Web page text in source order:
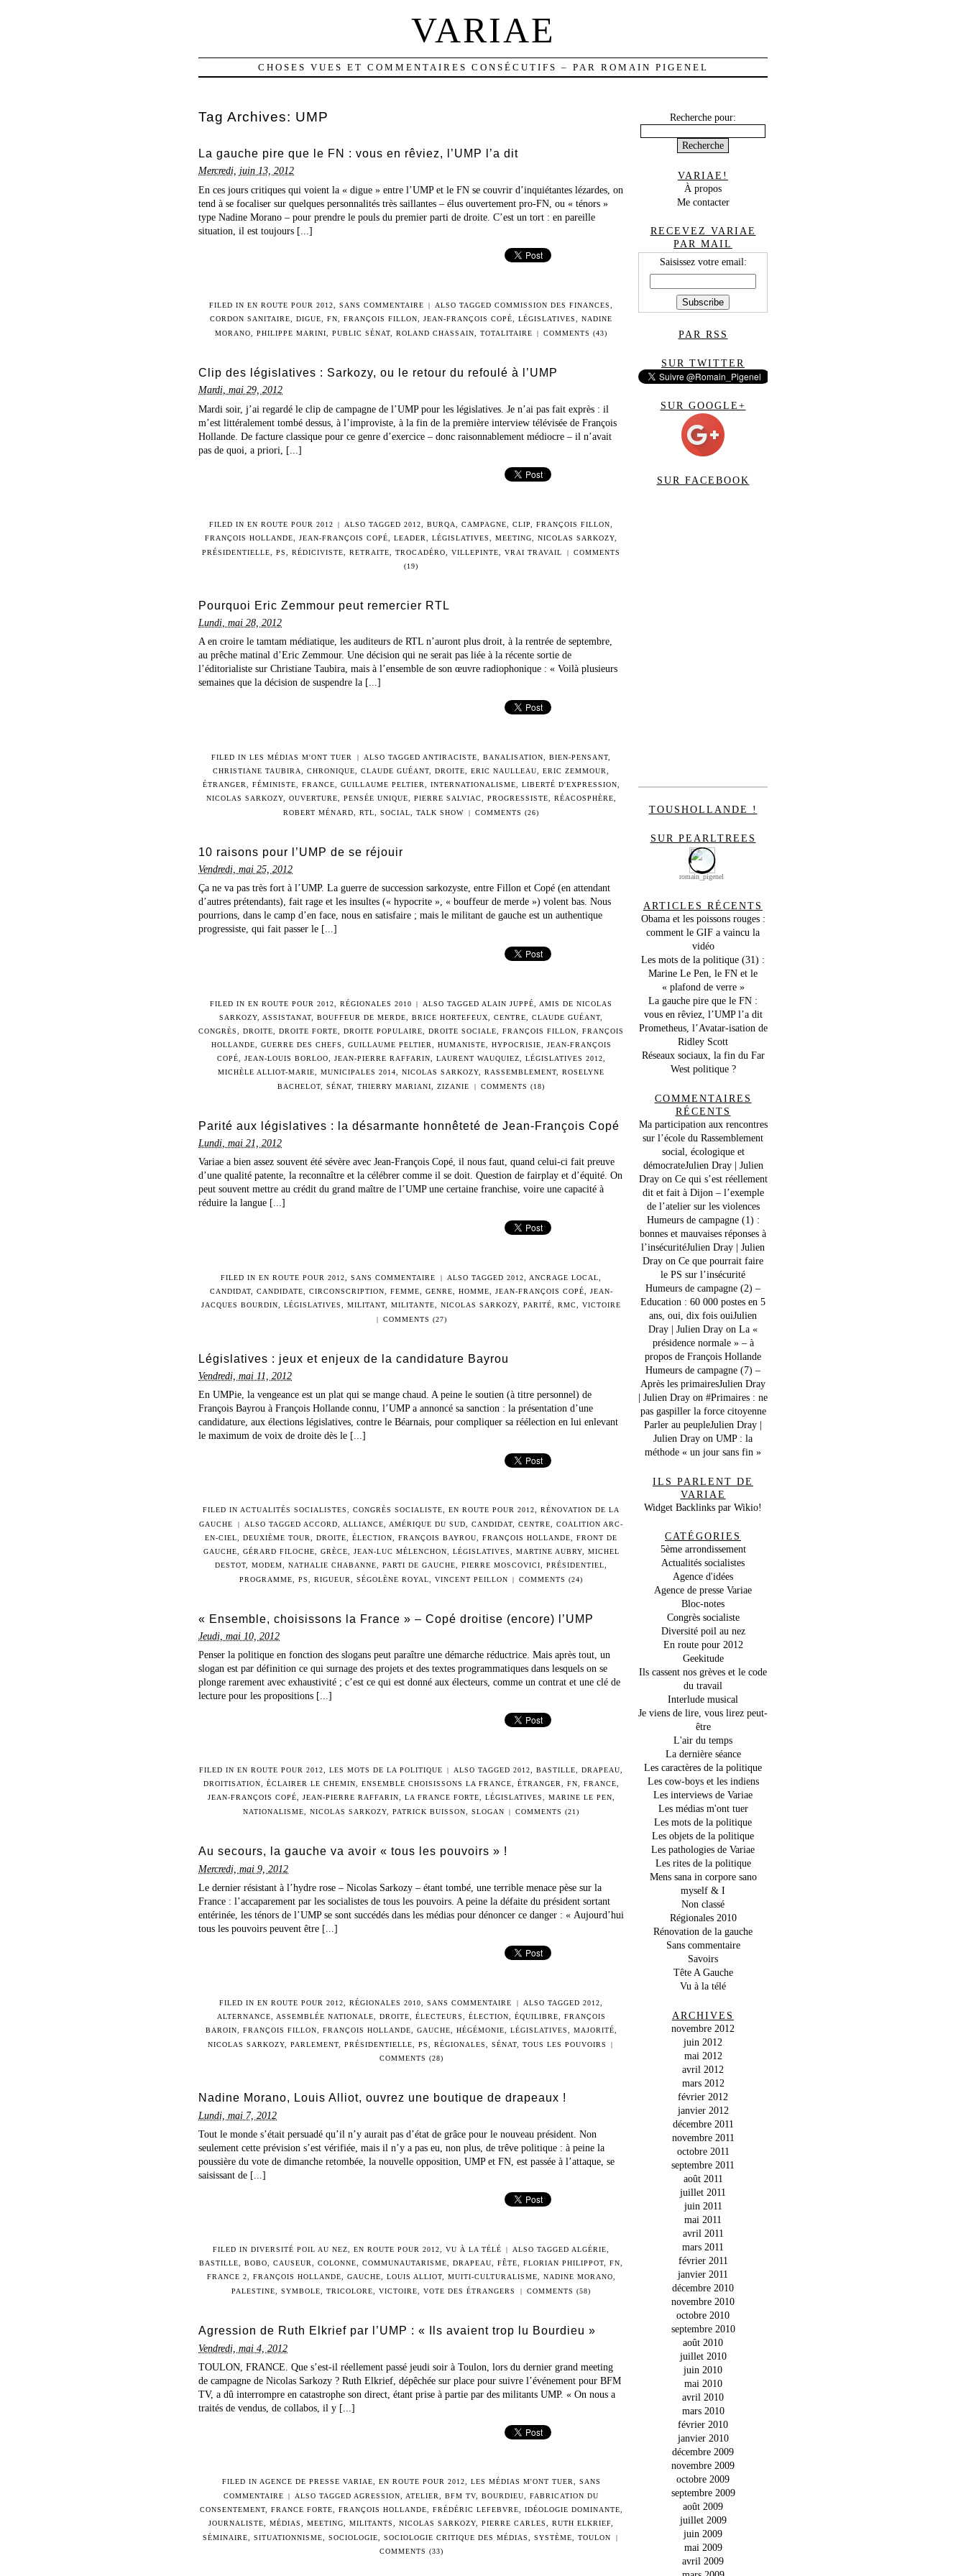
VARIAE
CHOSES VUES ET COMMENTAIRES CONSÉCUTIFS – PAR ROMAIN PIGENEL
Tag Archives: UMP
La gauche pire que le FN : vous en rêviez, l’UMP l’a dit
Mercredi, juin 13, 2012
En ces jours critiques qui voient la « digue » entre l’UMP et le FN se couvrir d’inquiétantes lézardes, on
tend à se focaliser sur quelques personnalités très saillantes – élus ouvertement pro-FN, ou « ténors »
type Nadine Morano – pour prendre le pouls du premier parti de droite. C’est un tort : en pareille
situation, il est toujours [...]
FILED IN EN ROUTE POUR 2012 SANS COMMENTAIRE | ALSO TAGGEDCOMMISSION DES FINANCES
CORDON SANITAIRE
DIGUE FN FRANÇOIS FILLON JEAN-FRANÇOIS COPÉ LÉGISLATIVES
NADINE
MORANO
PHILIPPE MARINI PUBLIC SÉNAT, ROLAND CHASSAIN TOTALITAIRE | COMMENTS (43)
Clip des législatives : Sarkozy, ou le retour du refoulé à l’UMP
Mardi, mai 29, 2012
Mardi soir, j’ai regardé le clip de campagne de l’UMP pour les législatives. Je n’ai pas fait exprès : il
m’est littéralement tombé dessus, à l’improviste, à la fin de la première interview télévisée de François
Hollande. De facture classique pour ce genre d’exercice – donc raisonnablement médiocre – il n’avait
pas de quoi, a priori, [...]
FILED IN EN ROUTE POUR 2012 | ALSO TAGGED2012 ,BURQA ,CAMPAGNE ,CLIP ,FRANÇOIS FILLON
FRANÇOIS HOLLANDE
JEAN-FRANÇOIS COPÉ LEADER LÉGISLATIVES MEETING NICOLAS SARKOZY
PRÉSIDENTIELLE
,PS ,RÉDICIVISTE ,RETRAITE ,TROCADÉRO ,VILLEPINTE ,VRAI TRAVAIL |
COMMENTS
(19)
Pourquoi Eric Zemmour peut remercier RTL
Lundi, mai 28, 2012
A en croire le tamtam médiatique, les auditeurs de RTL n’auront plus droit, à la rentrée de septembre,
au prêche matinal d’Eric Zemmour. Une décision qui ne serait pas liée à la récente sortie de
l’éditorialiste sur Christiane Taubira, mais à l’ensemble de son œuvre radiophonique : « Voilà plusieurs
semaines que la décision de suspendre la [...]
FILED INLES MÉDIAS M'ONT TUER | ALSO TAGGED ANTIRACISTE BANALISATION BIEN-PENSANT,
CHRISTIANE TAUBIRA
CHRONIQUE CLAUDE GUÉANT DROITE ERIC NAULLEAU ERIC ZEMMOUR
ÉTRANGER
FÉMINISTE FRANCE GUILLAUME PELTIER INTERNATIONALISME LIBERTÉ D'EXPRESSION
NICOLAS SARKOZY, OUVERTURE PENSÉE UNIQUE PIERRE SALVIAC PROGRESSISTE RÉACOSPHÈRE
ROBERT MÉNARD
,RTL ,SOCIAL ,TALK SHOW | COMMENTS (26)
10 raisons pour l’UMP de se réjouir
Vendredi, mai 25, 2012
Ça ne va pas très fort à l’UMP. La guerre de succession sarkozyste, entre Fillon et Copé (en attendant
d’autres prétendants), fait rage et les insultes (« hypocrite », « bouffeur de merde ») volent bas. Nous
pourrions, dans le camp d’en face, nous en satisfaire ; mais le militant de gauche est un authentique
progressiste, qui fait passer le [...]
FILED IN EN ROUTE POUR 2012 RÉGIONALES 2010 | ALSO TAGGED ALAIN JUPPÉ
AMIS DE NICOLAS
SARKOZY
ASSISTANAT BOUFFEUR DE MERDE BRICE HORTEFEUX CENTRE CLAUDE GUÉANT
CONGRÈS
DROITE DROITE FORTE DROITE POPULAIRE DROITE SOCIALE FRANÇOIS FILLON
FRANÇOIS
HOLLANDE
GUERRE DES CHEFS GUILLAUME PELTIER HUMANISTE HYPOCRISIE
JEAN-FRANÇOIS
COPÉ
JEAN-LOUIS BORLOO JEAN-PIERRE RAFFARIN LAURENT WAUQUIEZ LÉGISLATIVES 2012
MICHÈLE ALLIOT-MARIE
MUNICIPALES 2014 NICOLAS SARKOZY RASSEMBLEMENT
ROSELYNE
BACHELOT ,SÉNAT ,THIERRY MARIANI ,ZIZANIE | COMMENTS (18)
Parité aux législatives : la désarmante honnêteté de Jean-François Copé
Lundi, mai 21, 2012
Variae a bien assez souvent été sévère avec Jean-François Copé, il nous faut, quand celui-ci fait preuve
d’une qualité patente, la reconnaître et la célébrer comme il se doit. Question de fairplay et d’équité. On
peut souvent mettre au crédit du grand maître de l’UMP une certaine franchise, voire une capacité à
réduire la langue [...]
FILED INEN ROUTE POUR 2012 ,SANS COMMENTAIRE | ALSO TAGGED 2012 ANCRAGE LOCAL
CANDIDAT, CANDIDATE CIRCONSCRIPTION FEMME GENRE HOMME JEAN-FRANÇOIS COPÉ
JEAN-
JACQUES BOURDIN
LÉGISLATIVES MILITANT MILITANTE NICOLAS SARKOZY PARITÉ RMC
VICTOIRE
|
COMMENTS (27)
Législatives : jeux et enjeux de la candidature Bayrou
Vendredi, mai 11, 2012
En UMPie, la vengeance est un plat qui se mange chaud. A peine le soutien (à titre personnel) de
François Bayrou à François Hollande connu, l’UMP a annoncé sa sanction : la présentation d’une
candidature, aux élections législatives, contre le Béarnais, pour compliquer sa réélection en lui enlevant
le maximum de voix de droite dès le [...]
FILED IN ACTUALITÉS SOCIALISTES CONGRÈS SOCIALISTE EN ROUTE POUR 2012
RÉNOVATION DE LA
GAUCHE
| ALSO TAGGED ACCORD ALLIANCE AMÉRIQUE DU SUD CANDIDAT, CENTRE
COALITION ARC-
EN-CIEL
DEUXIÈME TOUR DROITE ÉLECTION FRANÇOIS BAYROU FRANÇOIS HOLLANDE
FRONT DE
GAUCHE
GÉRARD FILOCHE GRÈCE JEAN-LUC MÉLENCHON LÉGISLATIVES MARTINE AUBRY, MICHEL
DESTOT
MODEM NATHALIE CHABANNE PARTI DE GAUCHE PIERRE MOSCOVICI PRÉSIDENTIEL
PROGRAMME
PS RIGUEUR SÉGOLÈNE ROYAL VINCENT PEILLON | COMMENTS (24)
« Ensemble, choisissons la France » – Copé droitise (encore) l’UMP
Jeudi, mai 10, 2012
Penser la politique en fonction des slogans peut paraître une démarche réductrice. Mais après tout, un
slogan est par définition ce qui surnage des projets et des textes programmatiques dans lesquels on se
plonge rarement avec exhaustivité ; c’est ce qui est donné aux électeurs, comme un contrat et une clé de
lecture pour les propositions [...]
FILED IN EN ROUTE POUR 2012, LES MOTS DE LA POLITIQUE ALSO TAGGED2012,BASTILLE,DRAPEAU,
DROITISATION, ÉCLAIRER LE CHEMIN, ENSEMBLE CHOISISSONS LA FRANCE, ÉTRANGER, FN, FRANCE,
JEAN-FRANÇOIS COPÉ, JEAN-PIERRE RAFFARIN, LA FRANCE FORTE, LÉGISLATIVES, MARINE LE PEN,
NATIONALISME, NICOLAS SARKOZY, PATRICK BUISSON, SLOGAN COMMENTS (21)
Au secours, la gauche va avoir « tous les pouvoirs » !
Mercredi, mai 9, 2012
Le dernier résistant à l’hydre rose – Nicolas Sarkozy – étant tombé, une terrible menace pèse sur la
France : l’accaparement par les socialistes de tous les pouvoirs. A peine la défaite du président sortant
entérinée, les ténors de l’UMP se sont succédés dans les médias pour dénoncer ce danger : « Aujourd’hui
tous les pouvoirs peuvent être [...]
FILED INEN ROUTE POUR 2012,RÉGIONALES 2010,SANS COMMENTAIRE | ALSO TAGGED 2012,
ALTERNANCE, ASSEMBLÉE NATIONALE, DROITE, ÉLECTEURS, ÉLECTION, ÉQUILIBRE, FRANÇOIS
BAROIN, FRANÇOIS FILLON, FRANÇOIS HOLLANDE, GAUCHE, HÉGÉMONIE, LÉGISLATIVES, MAJORITÉ,
NICOLAS SARKOZY, PARLEMENT, PRÉSIDENTIELLE, PS, RÉGIONALES, SÉNAT, TOUS LES POUVOIRS
|
COMMENTS (28)
Nadine Morano, Louis Alliot, ouvrez une boutique de drapeaux !
Lundi, mai 7, 2012
Tout le monde s’était persuadé qu’il n’y aurait pas d’état de grâce pour le nouveau président. Non
seulement cette prévision s’est vérifiée, mais il n’y a pas eu, non plus, de trêve politique : à peine la
poussière du vote de dimanche retombée, la nouvelle opposition, UMP et FN, est passée à l’attaque, se
saisissant de [...]
FILED IN DIVERSITÉ POIL AU NEZ, EN ROUTE POUR 2012, VU À LA TÉLÉ | ALSO TAGGEDALGÉRIE,
BASTILLE, BOBO, CAUSEUR, COLONNE, COMMUNAUTARISME, DRAPEAU, FÊTE, FLORIAN PHILIPPOT, FN,
FRANCE 2, FRANÇOIS HOLLANDE, GAUCHE, LOUIS ALLIOT, MUITI-CULTURALISME, NADINE MORANO,
PALESTINE,SYMBOLE,TRICOLORE,VICTOIRE,VOTE DES ÉTRANGERS | COMMENTS (58)
Agression de Ruth Elkrief par l’UMP : « Ils avaient trop lu Bourdieu »
Vendredi, mai 4, 2012
TOULON, FRANCE. Que s’est-il réellement passé jeudi soir à Toulon, lors du dernier grand meeting
de campagne de Nicolas Sarkozy ? Ruth Elkrief, dépêchée sur place pour suivre l’événement pour BFM
TV, a dû interrompre en catastrophe son direct, étant prise à partie par des militants UMP. « On nous a
traités de vendus, de collabos, il y [...]
FILED IN AGENCE DE PRESSE VARIAE EN ROUTE POUR 2012 LES MÉDIAS M'ONT TUER
SANS
COMMENTAIRE
| ALSO TAGGED AGRESSION ATELIER ,BFM TV ,BOURDIEU ,FABRICATION DU
CONSENTEMENT, FRANCE FORTE FRANÇOIS HOLLANDE FRÉDÉRIC LEFEBVRE IDÉOLOGIE DOMINANTE
JOURNALISTE
MÉDIAS MEETING MILITANTS NICOLAS SARKOZY PIERRE CARLES RUTH ELKRIEF
SÉMINAIRE
,SITUATIONNISME ,SOCIOLOGIE ,SOCIOLOGIE CRITIQUE DES MÉDIAS ,SYSTÈME ,TOULON
|
COMMENTS (33)
Recherche pour:
VARIAE!
À propos
Me contacter
RECEVEZ VARIAE
PAR MAIL
Saisissez votre email:
PAR RSS
SUR TWITTER
SUR GOOGLE+
SUR FACEBOOK
TOUSHOLLANDE !
SUR PEARLTREES
romain_pigenel
ARTICLES RÉCENTS
Obama et les poissons rouges :
comment le GIF a vaincu la
vidéo
Les mots de la politique (31) :
Marine Le Pen, le FN et le
« plafond de verre »
La gauche pire que le FN :
vous en rêviez, l’UMP l’a dit
Prometheus, l’Avatar-isation de
Ridley Scott
Réseaux sociaux, la fin du Far
West politique ?
COMMENTAIRES
RÉCENTS
Ma participation aux rencontres
sur l’école du Rassemblement
social, écologique et
démocrateJulien Dray | Julien
Drayon Ce qui s’est réellement
dit et fait à Dijon – l’exemple
de l’atelier sur les violences
Humeurs de campagne (1) :
bonnes et mauvaises réponses à
l’insécuritéJulien Dray | Julien
Dray on Ce que pourrait faire
le PS sur l’insécurité
Humeurs de campagne (2) –
Education : 60 000 postes en 5
ans, oui, dix fois ouiJulien
Dray | Julien Dray on La «
présidence normale » – à
propos de François Hollande
Humeurs de campagne (7) –
Après les primairesJulien Dray
| Julien Dray on #Primaires : ne
pas gaspiller la force citoyenne
Parler au peupleJulien Dray |
Julien Dray on UMP : la
méthode « un jour sans fin »
ILS PARLENT DE
VARIAE
Widget Backlinks par Wikio!
CATÉGORIES
5ème arrondissement
Actualités socialistes
Agence d'idées
Agence de presse Variae
Bloc-notes
Congrès socialiste
Diversité poil au nez
En route pour 2012
Geekitude
Ils cassent nos grèves et le code
du travail
Interlude musical
Je viens de lire, vous lirez peut-
être
L'air du temps
La dernière séance
Les caractères de la politique
Les cow-boys et les indiens
Les interviews de Variae
Les médias m'ont tuer
Les mots de la politique
Les objets de la politique
Les pathologies de Variae
Les rites de la politique
Mens sana in corpore sano
myself & I
Non classé
Régionales 2010
Rénovation de la gauche
Sans commentaire
Savoirs
Tête A Gauche
Vu à la télé
ARCHIVES
novembre 2012
juin 2012
mai 2012
avril 2012
mars 2012
février 2012
janvier 2012
décembre 2011
novembre 2011
octobre 2011
septembre 2011
août 2011
juillet 2011
juin 2011
mai 2011
avril 2011
mars 2011
février 2011
janvier 2011
décembre 2010
novembre 2010
octobre 2010
septembre 2010
août 2010
juillet 2010
juin 2010
mai 2010
avril 2010
mars 2010
février 2010
janvier 2010
décembre 2009
novembre 2009
octobre 2009
septembre 2009
août 2009
juillet 2009
juin 2009
mai 2009
avril 2009